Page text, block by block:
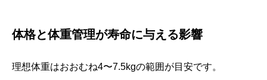
体格と体重管理が寿命に与える影響
理想体重はおおむね4〜7.5kgの範囲が目安です。